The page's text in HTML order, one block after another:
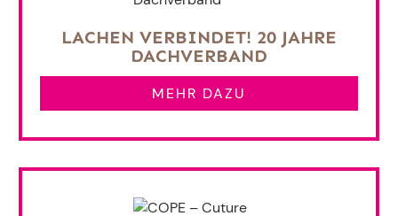
LACHEN VERBINDET! 20 JAHRE
DACHVERBAND
MEHR DAZU